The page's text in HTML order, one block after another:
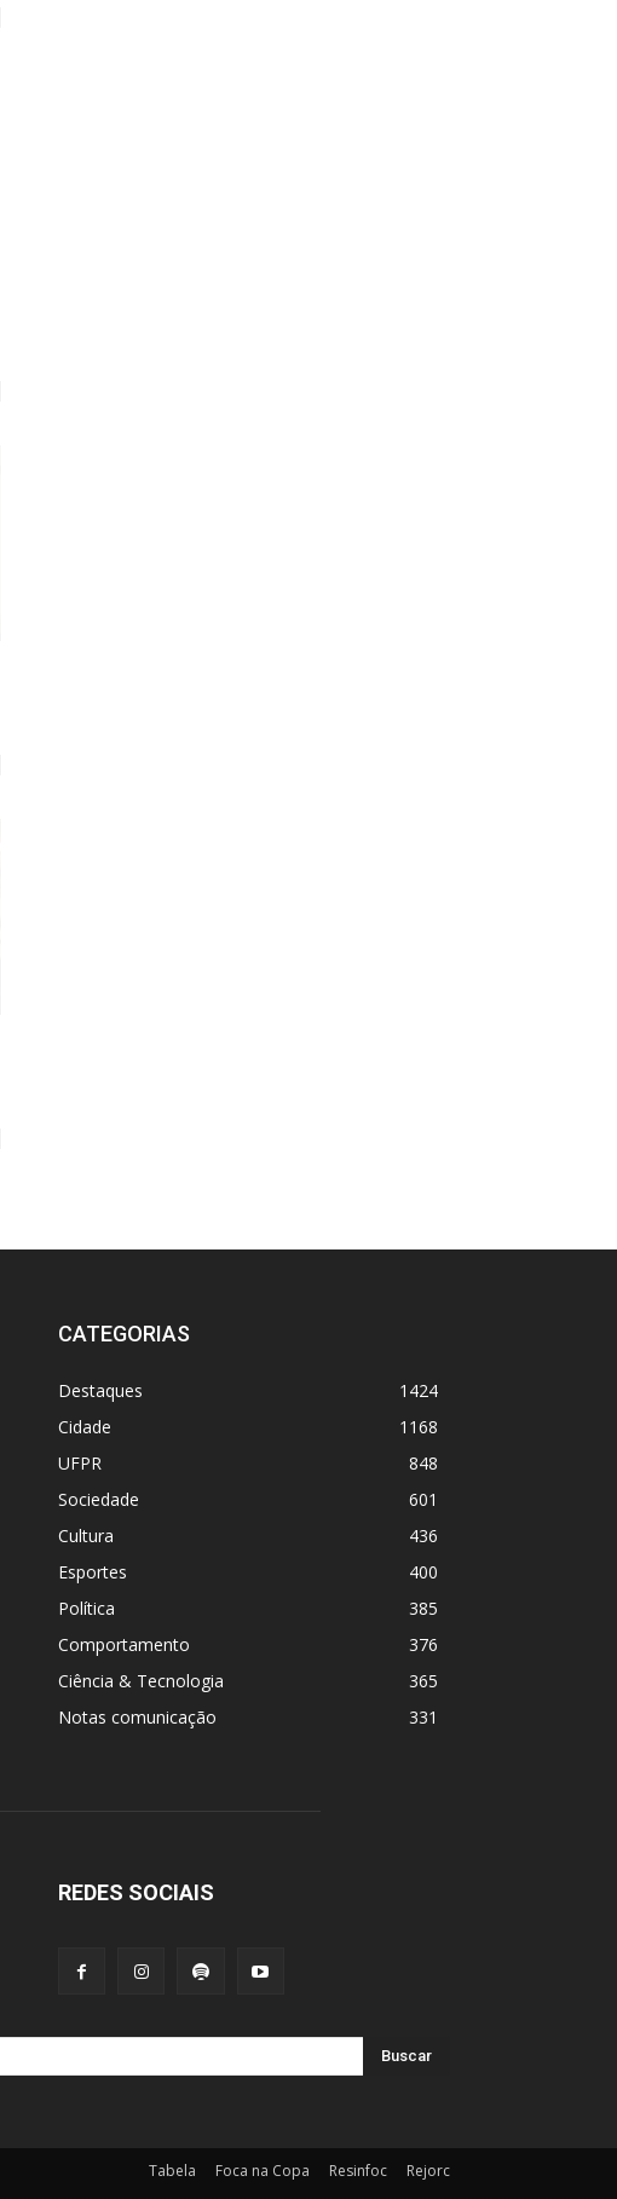
CATEGORIAS
Destaques
1424
Cidade
1168
UFPR
848
Sociedade
601
Cultura
436
Esportes
400
Política
385
Comportamento
376
Ciência & Tecnologia
365
Notas comunicação
331
REDES SOCIAIS
Buscar
Tabela Foca na Copa Resinfoc Rejorc